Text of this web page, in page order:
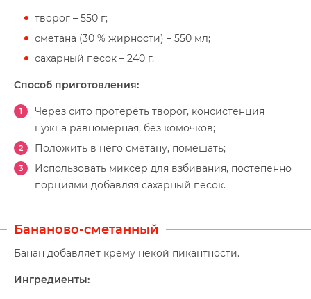
творог – 550 г;
сметана (30 % жирности) – 550 мл;
сахарный песок – 240 г.
Способ приготовления:
Через сито протереть творог, консистенция
нужна равномерная, без комочков;
Положить в него сметану, помешать;
Использовать миксер для взбивания, постепенно
порциями добавляя сахарный песок.
Бананово-сметанный
Банан добавляет крему некой пикантности.
Ингредиенты: